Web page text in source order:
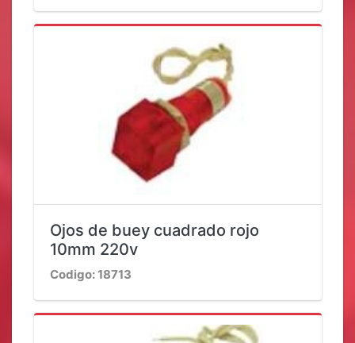
Ojos de buey cuadrado rojo
10mm 220v
Codigo: 18713